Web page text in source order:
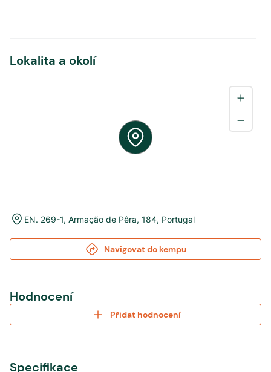
Lokalita a okolí
EN. 269-1, Armação de Pêra, 184, Portugal
Navigovat do kempu
Hodnocení
Přidat hodnocení
Specifikace